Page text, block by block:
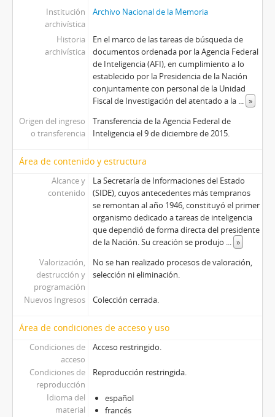
Institución
archivística
Archivo Nacional de la Memoria
Historia
archivística
En el marco de las tareas de búsqueda de
documentos ordenada por la Agencia Federal
de Inteligencia (AFI), en cumplimiento a lo
establecido por la Presidencia de la Nación
conjuntamente con personal de la Unidad
Fiscal de Investigación del atentado a la ... »
Origen del ingreso
o transferencia
Transferencia de la Agencia Federal de
Inteligencia el 9 de diciembre de 2015.
Área de contenido y estructura
Alcance y
contenido
La Secretaría de Informaciones del Estado
(SIDE), cuyos antecedentes más tempranos
se remontan al año 1946, constituyó el primer
organismo dedicado a tareas de inteligencia
que dependió de forma directa del presidente
de la Nación. Su creación se produjo ... »
Valorización,
destrucción y
programación
No se han realizado procesos de valoración,
selección ni eliminación.
Nuevos Ingresos Colección cerrada.
Área de condiciones de acceso y uso
Condiciones de
acceso
Acceso restringido.
Condiciones de
reproducción
Reproducción restringida.
Idioma del
material
español
francés